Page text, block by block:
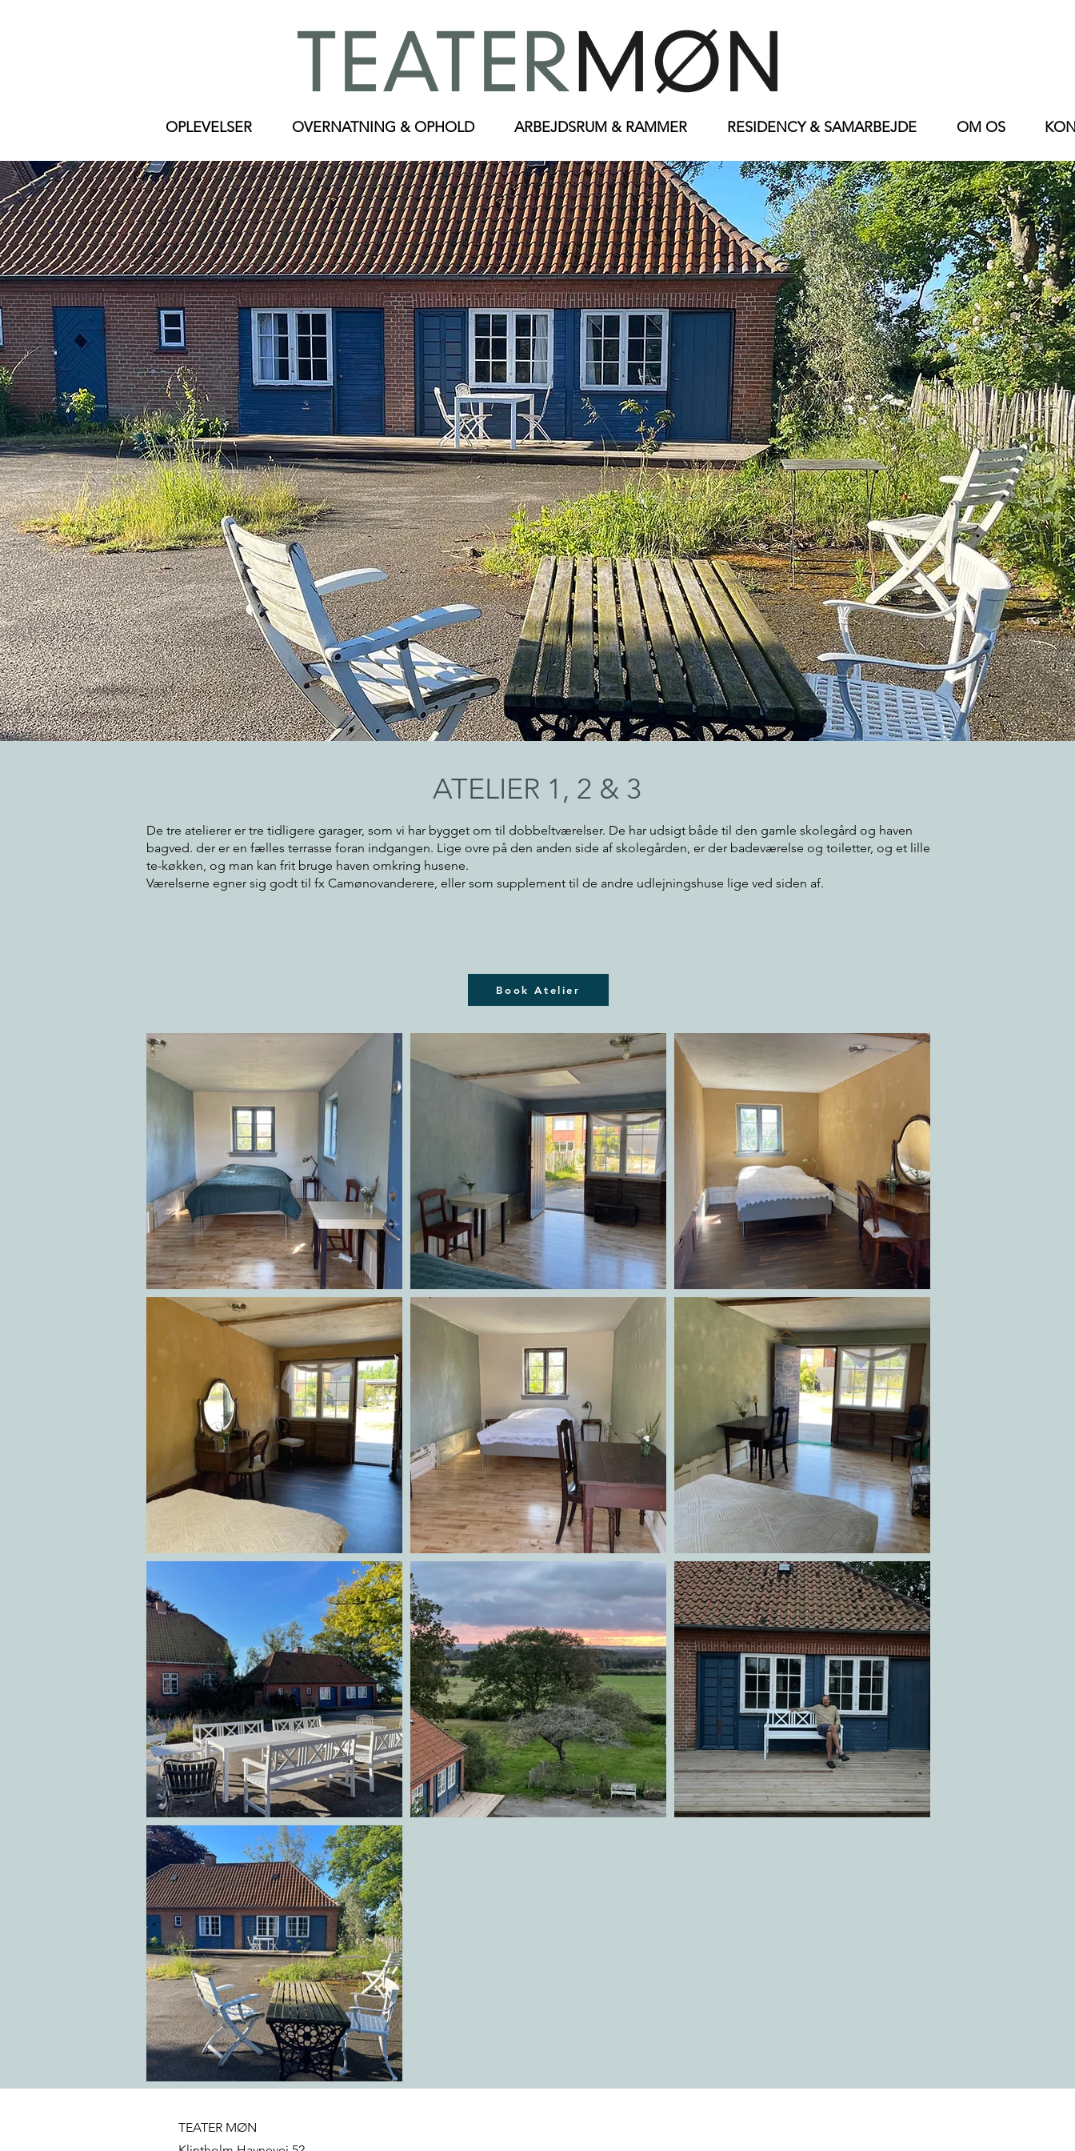
OPLEVELSER OVERNATNING & OPHOLD ARBEJDSRUM & RAMMER RESIDENCY & SAMARBEJDE OM OS
ATELIER 1, 2 & 3
De tre atelierer er tre tidligere garager, som vi har bygget om til dobbeltværelser. De har udsigt både til den gamle skolegård og haven
bagved. der er en fælles terrasse foran indgangen. Lige ovre på den anden side af skolegården, er der badeværelse og toiletter, og et lille
te-køkken, og man kan frit bruge haven omkring husene.
Værelserne egner sig godt til fx Camønovanderere, eller som supplement til de andre udlejningshuse lige ved siden af.
Book Atelier
TEATER MØN